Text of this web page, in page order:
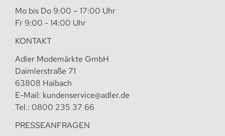
Mo bis Do 9:00 – 17:00 Uhr
Fr 9:00 - 14:00 Uhr
KONTAKT
Adler Modemärkte GmbH
Daimlerstraße 71
63808 Haibach
E-Mail: kundenservice@adler.de
Tel.: 0800 235 37 66
PRESSEANFRAGEN